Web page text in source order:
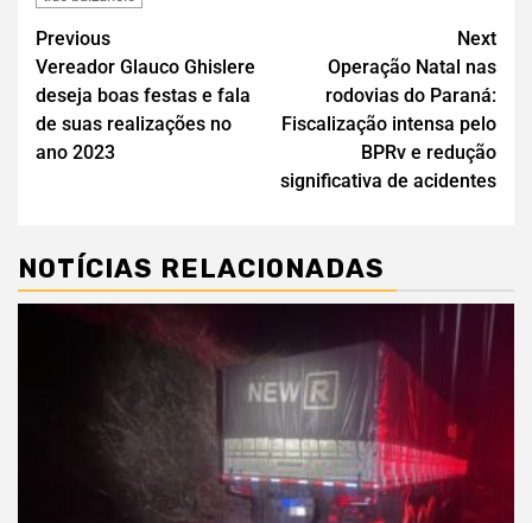
Previous
Vereador Glauco Ghislere
deseja boas festas e fala
de suas realizações no
ano 2023
Next
Operação Natal nas
rodovias do Paraná:
Fiscalização intensa pelo
BPRv e redução
significativa de acidentes
NOTÍCIAS RELACIONADAS